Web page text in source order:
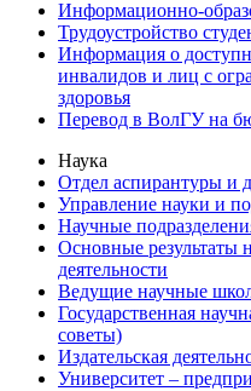
Информационно-
Трудоустройство
Информация о
инвалидов и лиц с
здоровья
Перевод в ВолГУ на
Наука
Отдел аспирантуры и
Управление науки и
Научные
Основные результаты
деятельности
Ведущие научные
Государственная
советы)
Издательская
Университет –